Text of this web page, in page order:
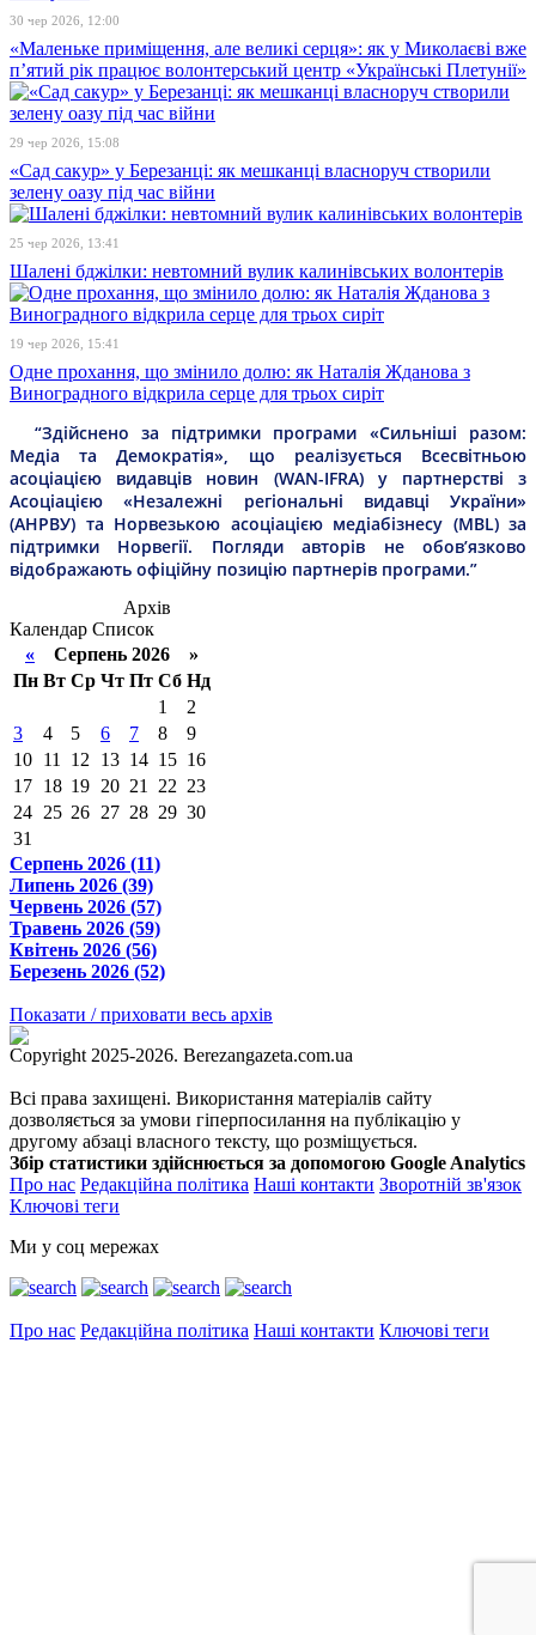
30 чер 2026, 12:00
«Маленьке приміщення, але великі серця»: як у Миколаєві вже
п’ятий рік працює волонтерський центр «Українські Плетунії»
29 чер 2026, 15:08
«Сад сакур» у Березанці: як мешканці власноруч створили
зелену оазу під час війни
25 чер 2026, 13:41
Шалені бджілки: невтомний вулик калинівських волонтерів
19 чер 2026, 15:41
Одне прохання, що змінило долю: як Наталія Жданова з
Виноградного відкрила серце для трьох сиріт
“Здійснено за підтримки програми «Сильніші разом:
Медіа та Демократія», що реалізується Всесвітньою
асоціацією видавців новин (WAN-IFRA) у партнерстві з
Асоціацією «Незалежні регіональні видавці України»
(АНРВУ) та Норвезькою асоціацією медіабізнесу (MBL) за
підтримки Норвегії. Погляди авторів не обов’язково
відображають офіційну позицію партнерів програми.”
Архів
Календар Список
« Серпень 2026 »
Пн Вт Ср Чт Пт Сб Нд
1
2
3
4 5 6 7 8
9
10 11 12 13 14 15 16
17 18 19 20 21 22 23
24 25 26 27 28 29 30
31
Серпень 2026 (11)
Липень 2026 (39)
Червень 2026 (57)
Травень 2026 (59)
Квітень 2026 (56)
Березень 2026 (52)
Показати / приховати весь архів
Copyright 2025-2026. Berezangazeta.com.ua
Всі права захищені. Використання матеріалів сайту
дозволяється за умови гіперпосилання на публікацію у
другому абзаці власного тексту, що розміщується.
Збір статистики здійснюється за допомогою Google Analytics
Про нас Редакційна політика Наші контакти Зворотній зв'язок
Ключові теги
Ми у соц мережах
Про нас Редакційна політика Наші контакти Ключові теги